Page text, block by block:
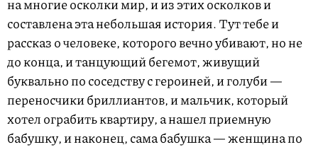
на многие осколки мир, и из этих осколков и
составлена эта небольшая история. Тут тебе и
рассказ о человеке, которого вечно убивают, но не
до конца, и танцующий бегемот, живущий
буквально по соседству с героиней, и голуби —
переносчики бриллиантов, и мальчик, который
хотел ограбить квартиру, а нашел приемную
бабушку, и наконец, сама бабушка — женщина по